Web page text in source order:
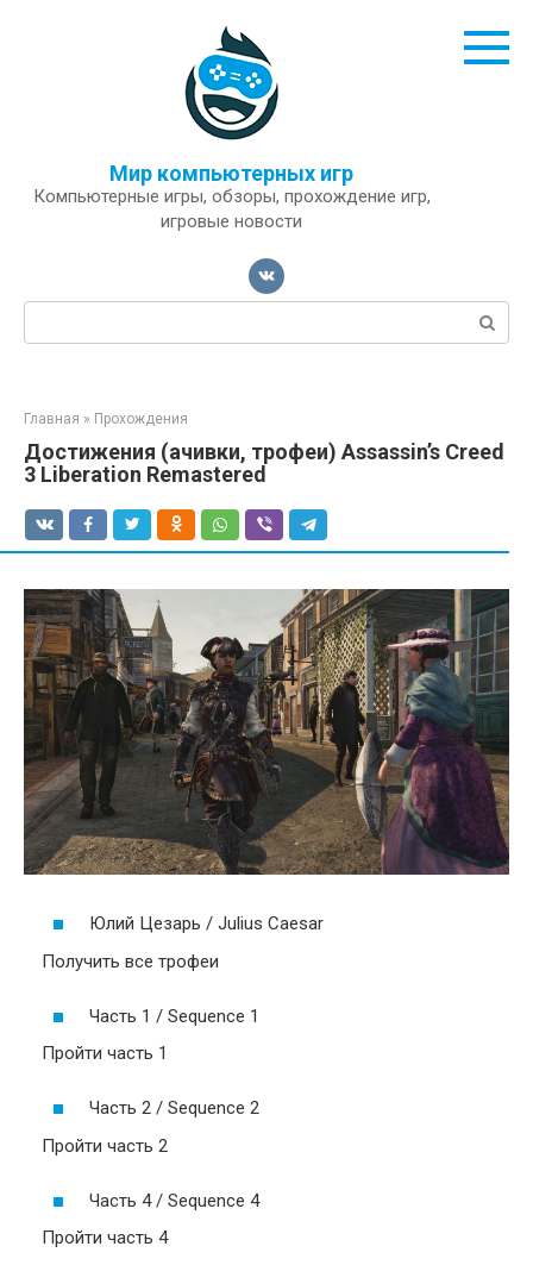
Мир компьютерных игр
Компьютерные игры, обзоры, прохождение игр,
игровые новости
Поиск:
Главная » Прохождения
Достижения (ачивки, трофеи) Assassin’s Creed
3 Liberation Remastered
Юлий Цезарь / Julius Caesar
Получить все трофеи
Часть 1 / Sequence 1
Пройти часть 1
Часть 2 / Sequence 2
Пройти часть 2
Часть 4 / Sequence 4
Пройти часть 4